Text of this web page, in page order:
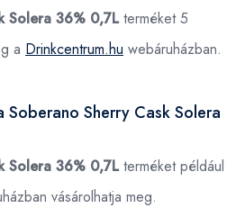
Solera 36% 0,7Lterméket 5
a Drinkcentrum.hu webáruházban.
Soberano Sherry Cask Solera
Solera 36% 0,7Lterméket például
vásárolhatja meg.